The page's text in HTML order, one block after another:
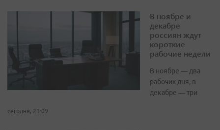
В ноябре и
декабре
россиян ждут
короткие
рабочие недели
В ноябре — два
рабочих дня, в
декабре — три
сегодня, 21:09